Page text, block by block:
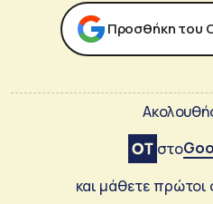
Προσθήκη του
στο
και μάθετε πρώτοι